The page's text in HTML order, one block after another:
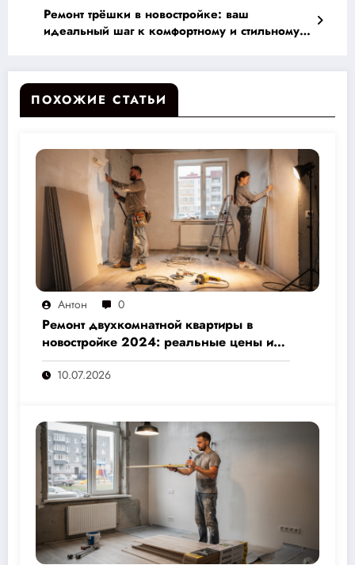
Ремонт трёшки в новостройке: ваш
идеальный шаг к комфортному и стильному
ПОХОЖИЕ СТАТЬИ
Антон 0
Ремонт двухкомнатной квартиры в
новостройке 2024: реальные цены и
скрытые расходы, которые вам не
назовут подрядчики
10.07.2026